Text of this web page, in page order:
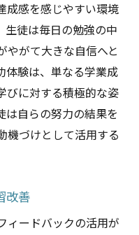
成感を感じやすい環境
生徒は毎日の勉強の中
やがて大きな自信へと
体験は、単なる学業成
びに対する積極的な姿
は自らの努力の結果を
機づけとして活用する
改善
ィードバックの活用が